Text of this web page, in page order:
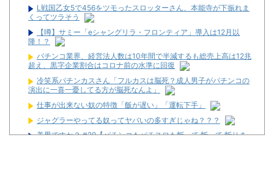
L戦国乙女5で456をツモったスロッターさん、本能寺が下振れま
くってツラそう
【噂】サミー「eシャングリラ・フロンティア」導入は12月以
降！？
パチンコ業界、経営法人数は10年間で半減するも総売上高は12兆
超え、黒字企業割合はコロナ前の水準に回復
冷笑系パチンカスさん「フルカスは脳死？成人男子がパチンコの
演出に一喜一憂してる方が脳死なんよ」
仕事が出来ない奴の特徴「飯が遅い」「運転下手」
ジャグラーやってる奴ってヤバいの多すぎじゃね？？？
美男ですか？ #29【パチンコもパチスロも斬って 斬って 斬りま